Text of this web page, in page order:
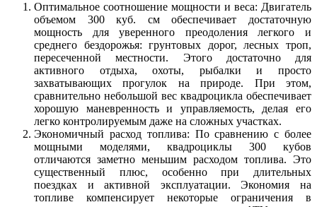
Оптимальное соотношение мощности и веса: Двигатель
объемом 300 куб. см обеспечивает достаточную
мощность для уверенного преодоления легкого и
среднего бездорожья: грунтовых дорог, лесных троп,
пересеченной местности. Этого достаточно для
активного отдыха, охоты, рыбалки и просто
захватывающих прогулок на природе. При этом,
сравнительно небольшой вес квадроцикла обеспечивает
хорошую маневренность и управляемость, делая его
легко контролируемым даже на сложных участках.
Экономичный расход топлива: По сравнению с более
мощными моделями, квадроциклы 300 кубов
отличаются заметно меньшим расходом топлива. Это
существенный плюс, особенно при длительных
поездках и активной эксплуатации. Экономия на
топливе компенсирует некоторые ограничения в